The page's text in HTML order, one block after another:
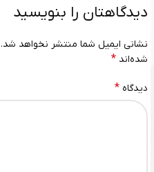
دیدگاهتان را بنویسید
نشانی ایمیل شما منتشر نخواهد شد.
شده‌اند *
دیدگاه *